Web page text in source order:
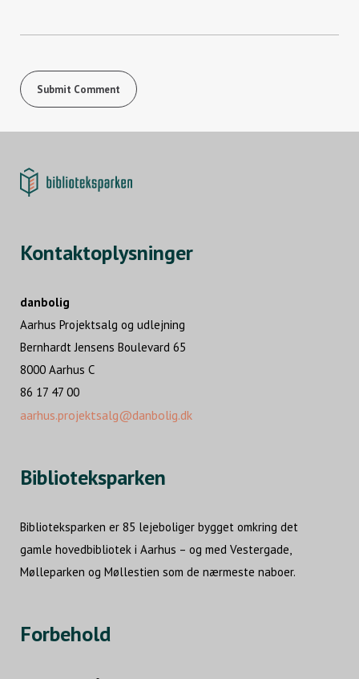
Kontaktoplysninger
danbolig
Aarhus Projektsalg og udlejning
Bernhardt Jensens Boulevard 65
8000 Aarhus C
86 17 47 00
aarhus.projektsalg@danbolig.dk
Biblioteksparken
Biblioteksparken er 85 lejeboliger bygget omkring det
gamle hovedbibliotek i Aarhus – og med Vestergade,
Mølleparken og Møllestien som de nærmeste naboer.
Forbehold